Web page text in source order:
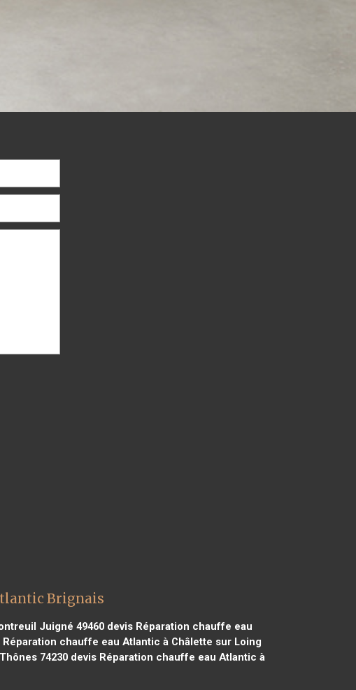
Brignais
Juigné 49460devis Réparation chauffe eau
chauffe eau Atlantic à Châlette sur Loing
74230 devis Réparation chauffe eau Atlantic à